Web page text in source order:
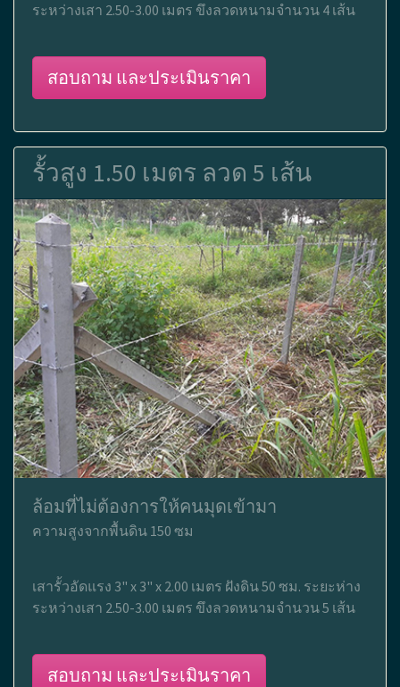
ระหว่างเสา 2.50-3.00 เมตร ขึงลวดหนามจำนวน 4 เส้น
สอบถาม และประเมินราคา
รั้วสูง 1.50 เมตร ลวด 5 เส้น
ล้อมที่ไม่ต้องการให้คนมุดเข้ามา
ความสูงจากพื้นดิน 150 ซม
เสารั้วอัดแรง 3" x 3" x 2.00 เมตร ฝังดิน 50 ซม. ระยะห่าง
ระหว่างเสา 2.50-3.00 เมตร ขึงลวดหนามจำนวน 5 เส้น
สอบถาม และประเมินราคา